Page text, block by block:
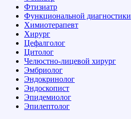
Фтизиатр
Функциональной диагностики
Химиотерапевт
Хирург
Цефалголог
Цитолог
Челюстно-лицевой хирург
Эмбриолог
Эндокринолог
Эндоскопист
Эпидемиолог
Эпилептолог